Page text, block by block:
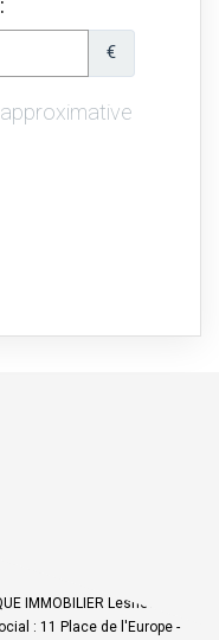
IMMOBILIER Lesneven |
: 11 Place de l'Europe -